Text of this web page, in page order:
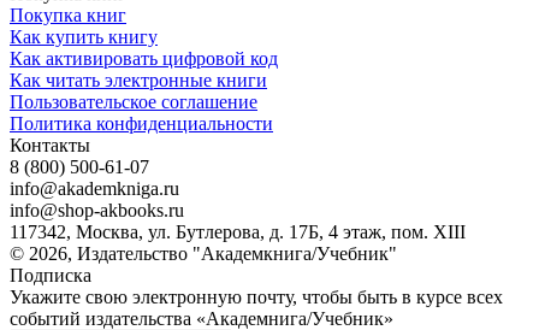
Покупка книг
Как купить книгу
Как активировать цифровой код
Как читать электронные книги
Пользовательское соглашение
Политика конфиденциальности
Контакты
8 (800) 500-61-07
info@akademkniga.ru
info@shop-akbooks.ru
117342, Москва, ул. Бутлерова, д. 17Б, 4 этаж, пом. XIII
© 2026, Издательство "Академкнига/Учебник"
Подписка
Укажите свою электронную почту, чтобы быть в курсе всех
событий издательства «Академнига/Учебник»